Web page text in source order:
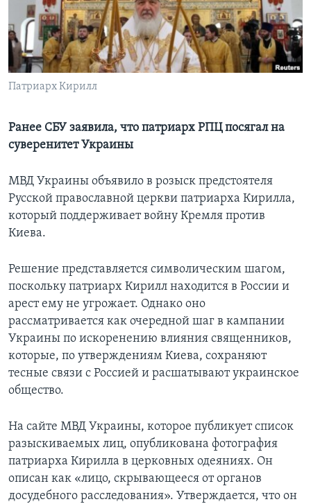
Learning English
СОЦИАЛЬНЫЕ СЕТИ
Языки
Патриарх Кирилл
Ранее СБУ заявила, что патриарх РПЦ посягал на
суверенитет Украины
МВД Украины объявило в розыск предстоятеля
Русской православной церкви патриарха Кирилла,
который поддерживает войну Кремля против
Киева.
Решение представляется символическим шагом,
поскольку патриарх Кирилл находится в России и
арест ему не угрожает. Однако оно
рассматривается как очередной шаг в кампании
Украины по искоренению влияния священников,
которые, по утверждениям Киева, сохраняют
тесные связи с Россией и расшатывают украинское
общество.
На сайте МВД Украины, которое публикует список
разыскиваемых лиц, опубликована фотография
патриарха Кирилла в церковных одеяниях. Он
описан как «лицо, скрывающееся от органов
досудебного расследования». Утверждается, что он